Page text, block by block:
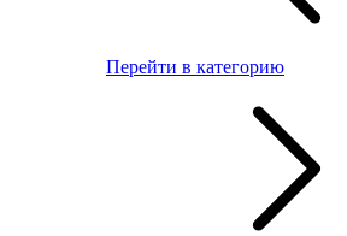
Перейти в категорию